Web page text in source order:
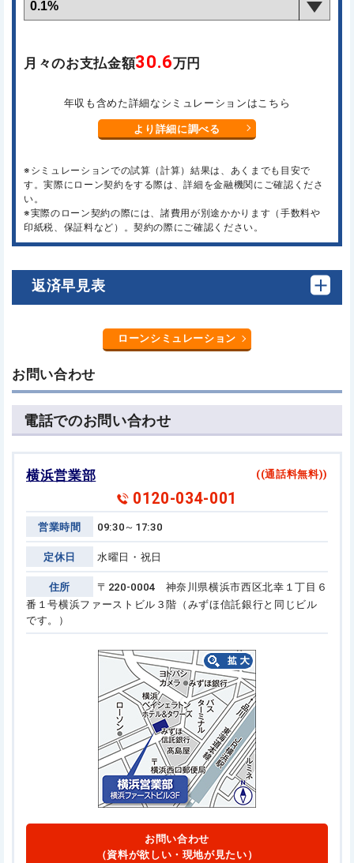
月々のお支払金額30.6万円
年収も含めた詳細なシミュレーションはこちら
より詳細に調べる
※シミュレーションでの試算（計算）結果は、あくまでも目安で
す。実際にローン契約をする際は、詳細を金融機関にご確認くださ
い。
※実際のローン契約の際には、諸費用が別途かかります（手数料や
印紙税、保証料など）。契約の際にご確認ください。
返済早見表
ローンシミュレーション
お問い合わせ
電話でのお問い合わせ
横浜営業部 ((通話料無料))
0120-034-001
営業時間 09:30～17:30
定休日 水曜日・祝日
住所
〒220-0004 神奈川県横浜市西区北幸１丁目６
番１号横浜ファーストビル３階（みずほ信託銀行と同じビル
です。）
お問い合わせ
（資料が欲しい・現地が見たい）